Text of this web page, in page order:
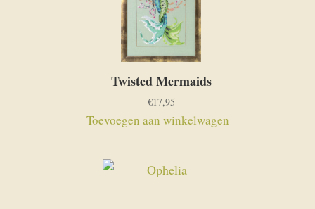
Twisted Mermaids
€17,95
Toevoegen aan winkelwagen